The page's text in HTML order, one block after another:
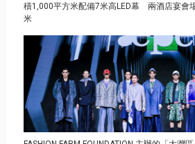
積1,000平方米配備7米高LED幕 兩酒店宴會
米